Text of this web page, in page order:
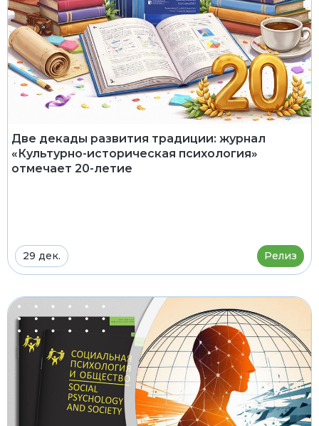
Две декады развития традиции: журнал
«Культурно-историческая психология»
отмечает 20-летие
29 дек. Релиз